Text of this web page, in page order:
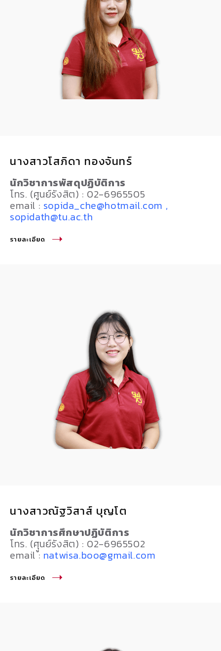
นางสาวโสภิดา ทองจันทร์
นักวิชาการพัสดุปฏิบัติการ
โทร. (ศูนย์รังสิต) : 02-6965505
email : sopida_che@hotmail.com ,
sopidath@tu.ac.th
รายละเอียด
นางสาวณัฐวิสาส์ บุญโต
นักวิชาการศึกษาปฏิบัติการ
โทร. (ศุูนย์รังสิต) : 02-6965502
email : natwisa.boo@gmail.com
รายละเอียด